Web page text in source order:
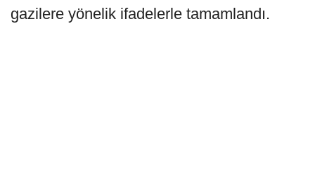
gazilere yönelik ifadelerle tamamlandı.